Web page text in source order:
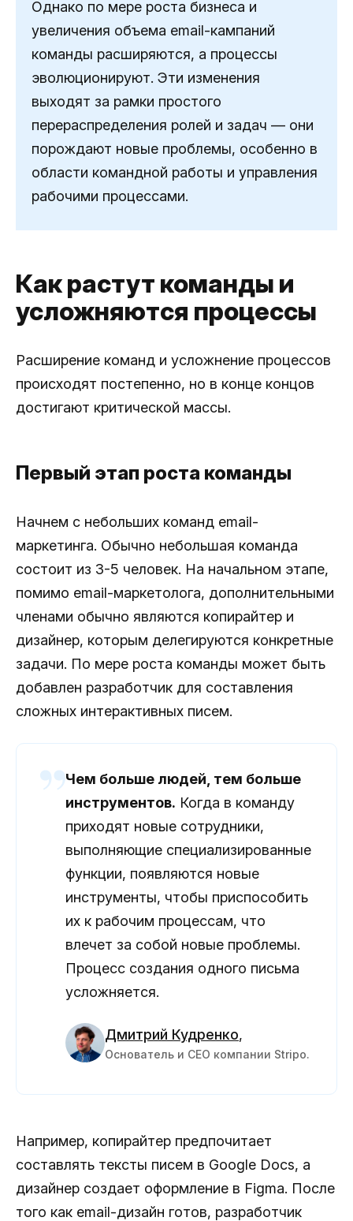
Однако по мере роста бизнеса и
увеличения объема email-кампаний
команды расширяются, а процессы
эволюционируют. Эти изменения
выходят за рамки простого
перераспределения ролей и задач — они
порождают новые проблемы, особенно в
области командной работы и управления
рабочими процессами.
Как растут команды и
усложняются процессы
Расширение команд и усложнение процессов
происходят постепенно, но в конце концов
достигают критической массы.
Первый этап роста команды
Начнем с небольших команд email-
маркетинга. Обычно небольшая команда
состоит из 3-5 человек. На начальном этапе,
помимо email-маркетолога, дополнительными
членами обычно являются копирайтер и
дизайнер, которым делегируются конкретные
задачи. По мере роста команды может быть
добавлен разработчик для составления
сложных интерактивных писем.
Чем больше людей, тем больше
инструментов. Когда в команду
приходят новые сотрудники,
выполняющие специализированные
функции, появляются новые
инструменты, чтобы приспособить
их к рабочим процессам, что
влечет за собой новые проблемы.
Процесс создания одного письма
усложняется.
Дмитрий Кудренко,
Основатель и CEO компании Stripo.
Например, копирайтер предпочитает
составлять тексты писем в Google Docs, а
дизайнер создает оформление в Figma. После
того как email-дизайн готов, разработчик